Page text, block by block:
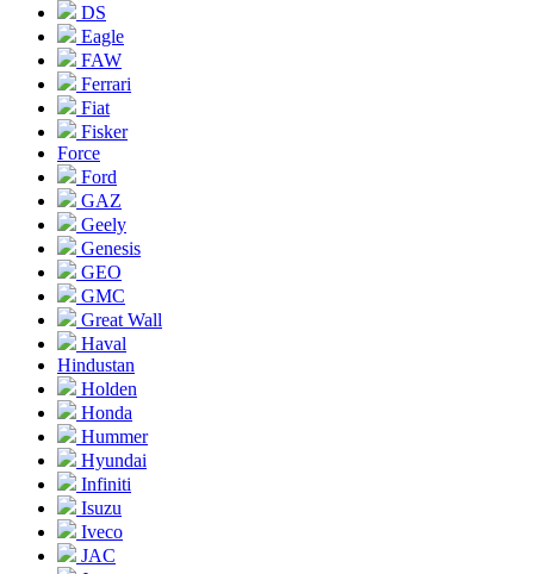
DS
Eagle
FAW
Ferrari
Fiat
Fisker
Force
Ford
GAZ
Geely
Genesis
GEO
GMC
Great Wall
Haval
Hindustan
Holden
Honda
Hummer
Hyundai
Infiniti
Isuzu
Iveco
JAC